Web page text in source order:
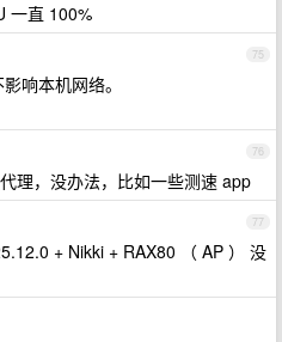
一直 100%
75
响本机网络。
76
理，没办法，比如一些测速 app
77
+ Nikki + RAX80 （ AP ） 没